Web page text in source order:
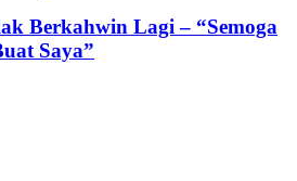
Berkahwin Lagi – “Semoga
Saya”